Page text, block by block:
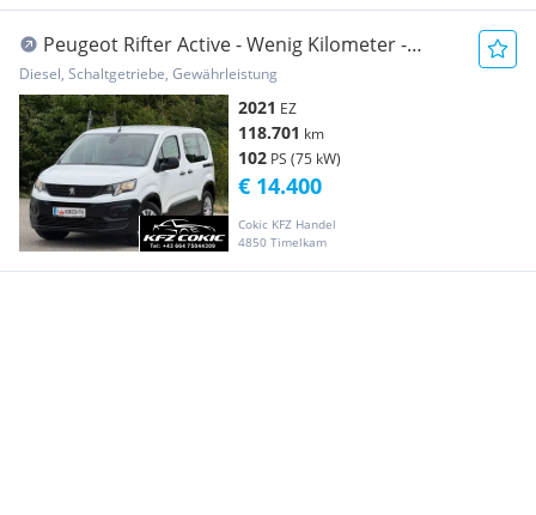
Peugeot Rifter Active - Wenig Kilometer -
Schöner Zustand
Diesel, Schaltgetriebe, Gewährleistung
2021 EZ
118.701 km
102 PS (75 kW)
Cokic KFZ Handel
4850 Timelkam
€ 14.400